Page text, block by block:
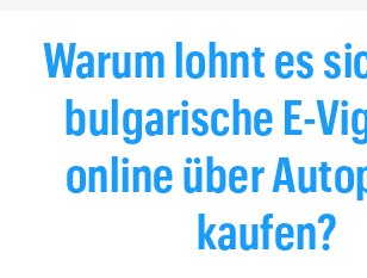
Warum lohnt es
bulgarische E-
online über
kaufen?